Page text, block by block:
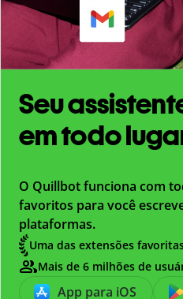
Seu
em todo
O Quillbot funciona com
favoritos para você
plataformas.
Uma das extensões
Mais de 6 milhões de
App para iOS